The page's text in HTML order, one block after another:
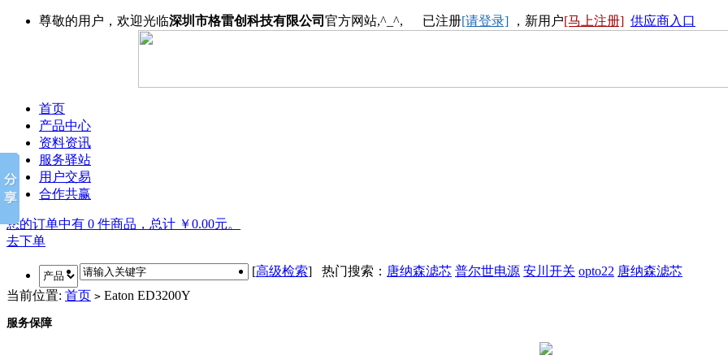
尊敬的用户，欢迎光临深圳市格雷创科技有限公司 官方网站,^_^, 已注册[请登录] ，新用户[马上注册] 供应商入口
首页
产品中心
资料资讯
服务驿站
用户交易
合作共赢
您的订单中有 0 件商品，总计 ￥0.00元。
去下单
[高级检索] 热门搜索： 唐纳森滤芯 普尔世电源 安川开关 opto22 唐纳森滤芯
当前位置: 首页 > Eaton ED3200Y
服务保障